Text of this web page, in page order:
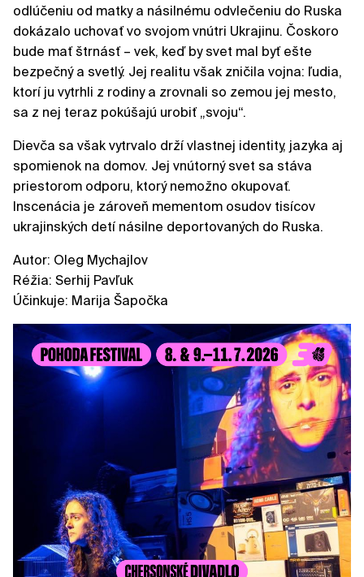
odlúčeniu od matky a násilnému odvlečeniu do Ruska
dokázalo uchovať vo svojom vnútri Ukrajinu. Čoskoro
bude mať štrnásť – vek, keď by svet mal byť ešte
bezpečný a svetlý. Jej realitu však zničila vojna: ľudia,
ktorí ju vytrhli z rodiny a zrovnali so zemou jej mesto,
sa z nej teraz pokúšajú urobiť „svoju“.
Dievča sa však vytrvalo drží vlastnej identity, jazyka aj
spomienok na domov. Jej vnútorný svet sa stáva
priestorom odporu, ktorý nemožno okupovať.
Inscenácia je zároveň mementom osudov tisícov
ukrajinských detí násilne deportovaných do Ruska.
Autor: Oleg Mychajlov
Réžia: Serhij Pavľuk
Účinkuje: Marija Šapočka